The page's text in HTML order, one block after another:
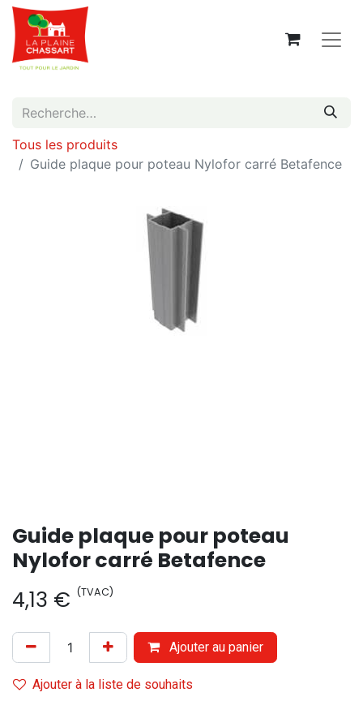
Tous les produits
Guide plaque pour poteau Nylofor carré Betafence
Guide plaque pour poteau
Nylofor carré Betafence
4,13 € (TVAC)
Ajouter au panier
Ajouter à la liste de souhaits